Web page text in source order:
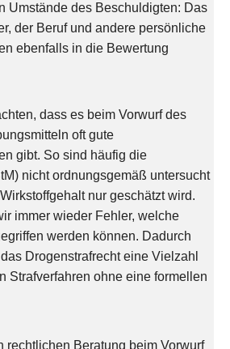
Umstände des Beschuldigten: Das
der Beruf und andere persönliche
ebenfalls in die Bewertung
dass es beim Vorwurf des
oft gute
gibt. So sind häufig die
nicht ordnungsgemäß untersucht
nur geschätzt wird.
immer wieder Fehler, welche
werden können. Dadurch
Drogenstrafrecht eine Vielzahl
Strafverfahren ohne eine formellen
rechtlichen Beratung beim Vorwurf